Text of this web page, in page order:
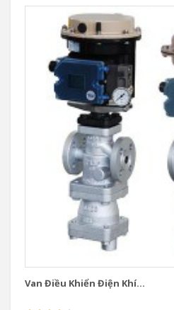
Van Điều Khiển Điện Khí...